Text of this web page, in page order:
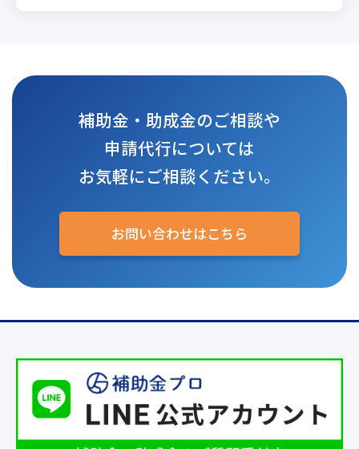
補助金・助成金のご相談や
申請代行については
お気軽にご相談ください。
お問い合わせはこちら